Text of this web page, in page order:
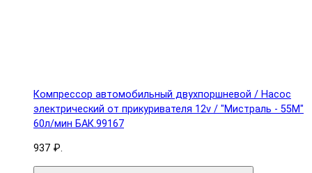
Компрессор автомобильный двухпоршневой / Насос
электрический от прикуривателя 12v / "Мистраль - 55М"
60л/мин БАК.99167
937 ₽.